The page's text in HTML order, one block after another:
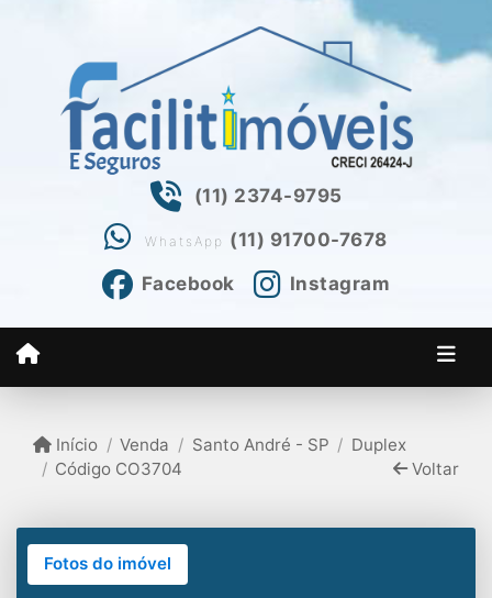
(11) 2374-9795
WhatsApp (11) 91700-7678
Facebook Instagram
Início Venda Santo André - SP
Duplex
Código CO3704
Voltar
Fotos do imóvel